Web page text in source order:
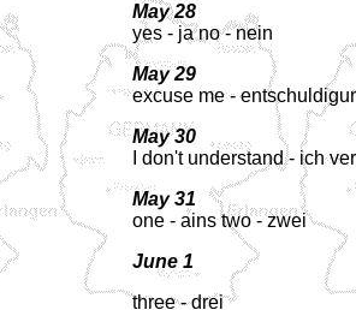
May 28
yes - ja no - nein
May 29
excuse me -
May 30
I don't understand - ich
May 31
one - ains two - zwei
June 1
three - drei